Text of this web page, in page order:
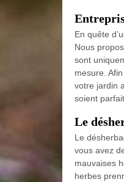
En quête
Nous
sont
mesure.
votre jardin
soient
Le
Le
vous avez
mauvaises
herbes